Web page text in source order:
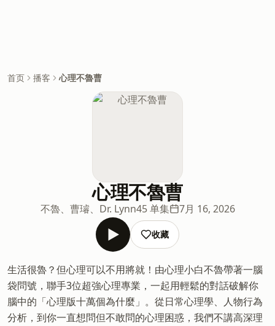
首页 播客 心理不魯曹
心理不魯曹
不魯、曹璿、Dr. Lynn45 单集 7月 16, 2026
收藏
生活很魯？但心理可以不用將就！由心理小白不魯帶著一腦
袋問號，聯手3位超強心理專業，一起用輕鬆的對話破解你
腦中的「心理版十萬個為什麼」。從日常心理學、人物行為
分析，到你一直想問但不敢問的心理困惑，我們不講高深理